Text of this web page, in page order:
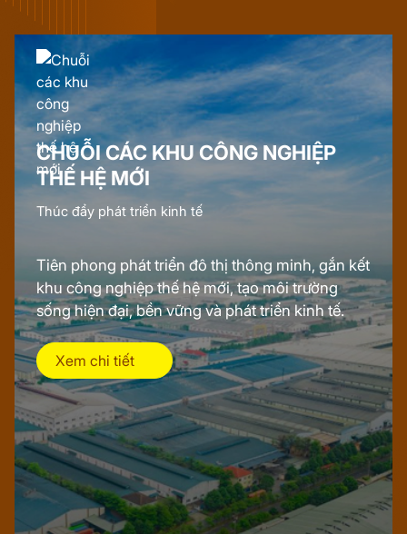
CHUỖI CÁC KHU CÔNG NGHIỆP
THẾ HỆ MỚI
Thúc đẩy phát triển kinh tế
Tiên phong phát triển đô thị thông minh, gắn kết
khu công nghiệp thế hệ mới, tạo môi trường
sống hiện đại, bền vững và phát triển kinh tế.
Xem chi tiết